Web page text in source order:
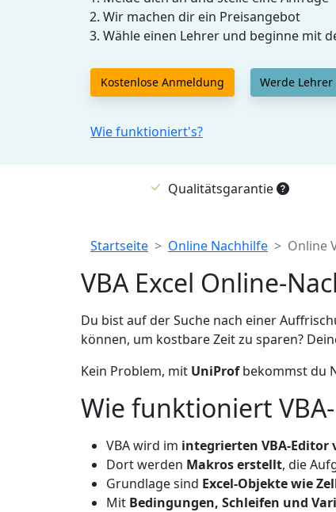
Wir machen dir ein Preisangebot
Wähle einen Lehrer und beginne mit
Kostenlose Anmeldung Werde Lehrer
Wie funktioniert's?
Qualitätsgarantie
Breadcrumb
Startseite Online Nachhilfe Online
VBA Excel Online-
Du bist auf der Suche nach einer
können, um kostbare Zeit zu sparen?
Kein Problem, mit UniProfbekommst du
Wie funktioniert
VBA wird im integrierten VBA-Editor
Dort werden Makros erstellt, die
Grundlage sind Excel-Objekte wie
Mit Bedingungen, Schleifen und